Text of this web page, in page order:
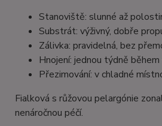
Stanoviště: slunné až
Substrát: výživný, dobře
Zálivka: pravidelná, bez
Hnojení: jednou týdně
Přezimování: v chladné
Fialková s růžovou pelargónie
nenáročnou péčí.